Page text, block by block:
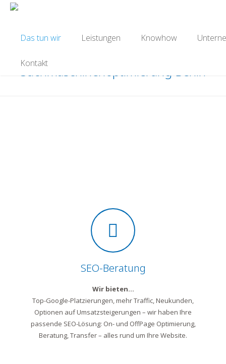
Das tun wir Leistungen Knowhow
Kontakt
Suchmaschinenoptimierung Berlin
SEO-Beratung
Wir bieten…
Top-Google-Platzierungen, mehr Traffic, Neukunden,
Optionen auf Umsatzsteigerungen – wir haben Ihre
passende SEO-Lösung: On- und OffPage Optimierung,
Beratung, Transfer – alles rund um Ihre Website.